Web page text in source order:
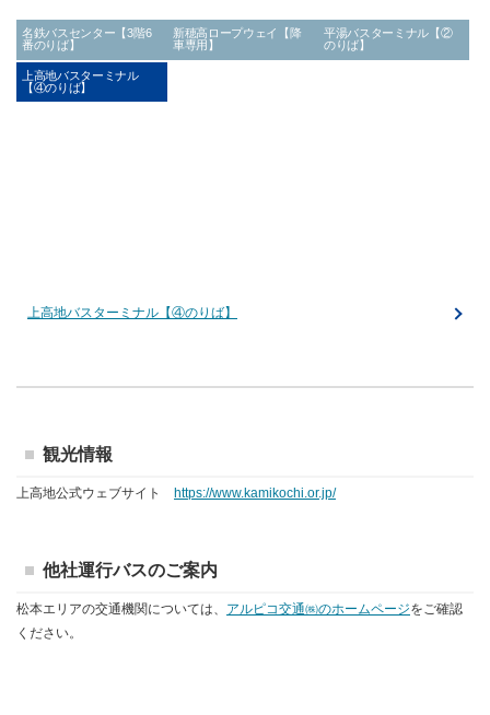
名鉄バスセンター【3階6
番のりば】
新穂高ロープウェイ【降
車専用】
平湯バスターミナル【②
のりば】
上高地バスターミナル
【④のりば】
上高地バスターミナル【④のりば】
観光情報
上高地公式ウェブサイト https://www.kamikochi.or.jp/
他社運行バスのご案内
松本エリアの交通機関については、 アルピコ交通㈱のホームページをご確認
ください。